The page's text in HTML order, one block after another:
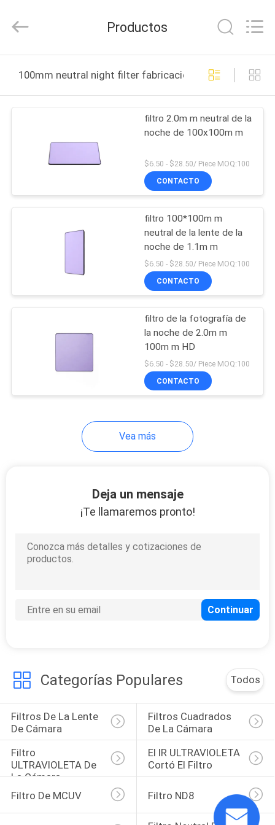
PRODUCTOS
SOBRE
NOSOTROS
VIAJE
FÁBRICA
CONTROL
CONTACTO
MAPA
SITIO
POLICY
Shadow
Technology
Rights
Productos
100mm neutral night filter fabricación en línea
filtro 2.0m m neutral de la
noche de 100x100m m
$6.50 - $28.50/ Piece MOQ:100
CONTACTO
filtro 100*100m m
neutral de la lente de la
noche de 1.1m m
$6.50 - $28.50/ Piece MOQ:100
CONTACTO
filtro de la fotografía de
la noche de 2.0m m
100m m HD
$6.50 - $28.50/ Piece MOQ:100
CONTACTO
Vea más
Deja un mensaje
¡Te llamaremos pronto!
Categorías Populares Todos
Filtros De La Lente
De Cámara
Filtros Cuadrados
De La Cámara
Filtro
ULTRAVIOLETA De
La Cámara
El IR ULTRAVIOLETA
Cortó El Filtro
Filtro De MCUV Filtro ND8